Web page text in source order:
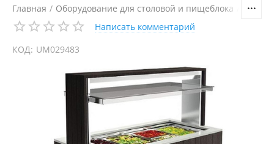
Главная / Оборудование для столовой и пищеблока
Написать комментарий
КОД: UM029483